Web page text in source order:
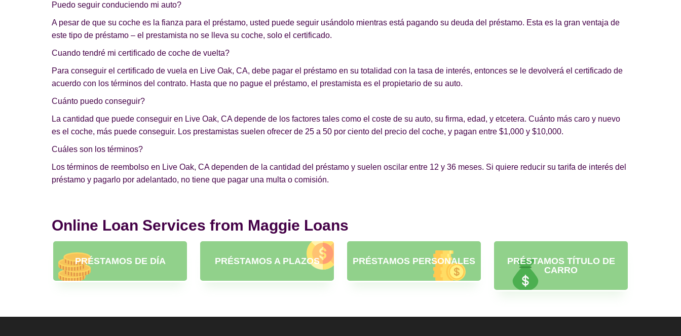
Puedo seguir conduciendo mi auto?
A pesar de que su coche es la fianza para el préstamo, usted puede seguir usándolo mientras está pagando su deuda del préstamo. Esta es la gran ventaja de
este tipo de préstamo – el prestamista no se lleva su coche, solo el certificado.
Cuando tendré mi certificado de coche de vuelta?
Para conseguir el certificado de vuela en Live Oak, CA, debe pagar el préstamo en su totalidad con la tasa de interés, entonces se le devolverá el certificado de
acuerdo con los términos del contrato. Hasta que no pague el préstamo, el prestamista es el propietario de su auto.
Cuánto puedo conseguir?
La cantidad que puede conseguir en Live Oak, CA depende de los factores tales como el coste de su auto, su firma, edad, y etcetera. Cuánto más caro y nuevo
es el coche, más puede conseguir. Los prestamistas suelen ofrecer de 25 a 50 por ciento del precio del coche, y pagan entre $1,000 y $10,000.
Cuáles son los términos?
Los términos de reembolso en Live Oak, CA dependen de la cantidad del préstamo y suelen oscilar entre 12 y 36 meses. Si quiere reducir su tarifa de interés del
préstamo y pagarlo por adelantado, no tiene que pagar una multa o comisión.
Online Loan Services from Maggie Loans
PRÉSTAMOS DE DÍA PRÉSTAMOS A PLAZOS PRÉSTAMOS PERSONALES
PRÉSTAMOS TÍTULO DE
CARRO